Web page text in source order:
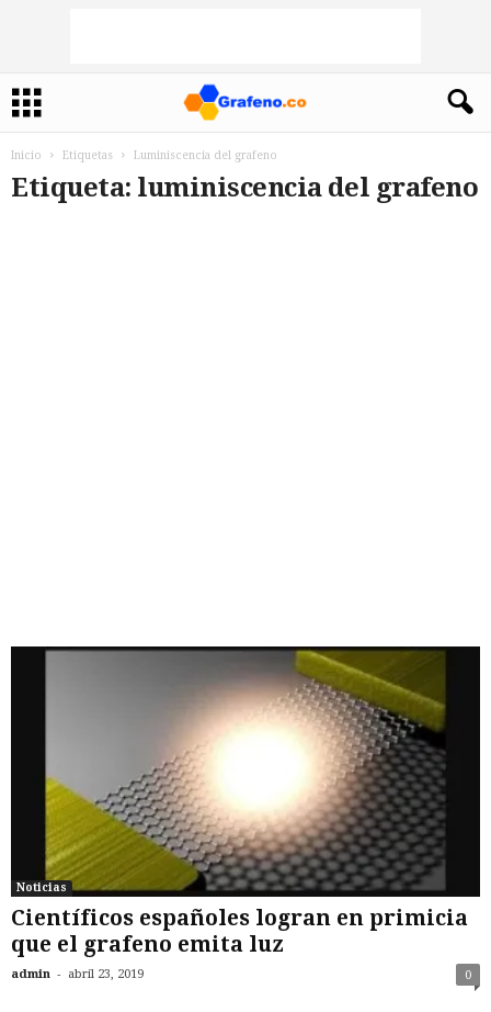
Inicio Etiquetas Luminiscencia del grafeno
Etiqueta: luminiscencia del grafeno
Noticias
Científicos españoles logran en primicia
que el grafeno emita luz
admin - abril 23, 2019 0